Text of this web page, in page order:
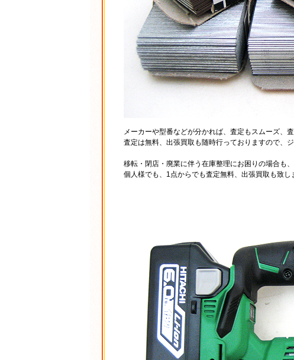
メーカーや型番などが分かれば、査定もスムーズ、
査定は無料、出張買取も随時行っておりますので、
移転・閉店・廃業に伴う在庫整理にお困りの場合も
個人様でも、1点からでも査定無料、出張買取も致し